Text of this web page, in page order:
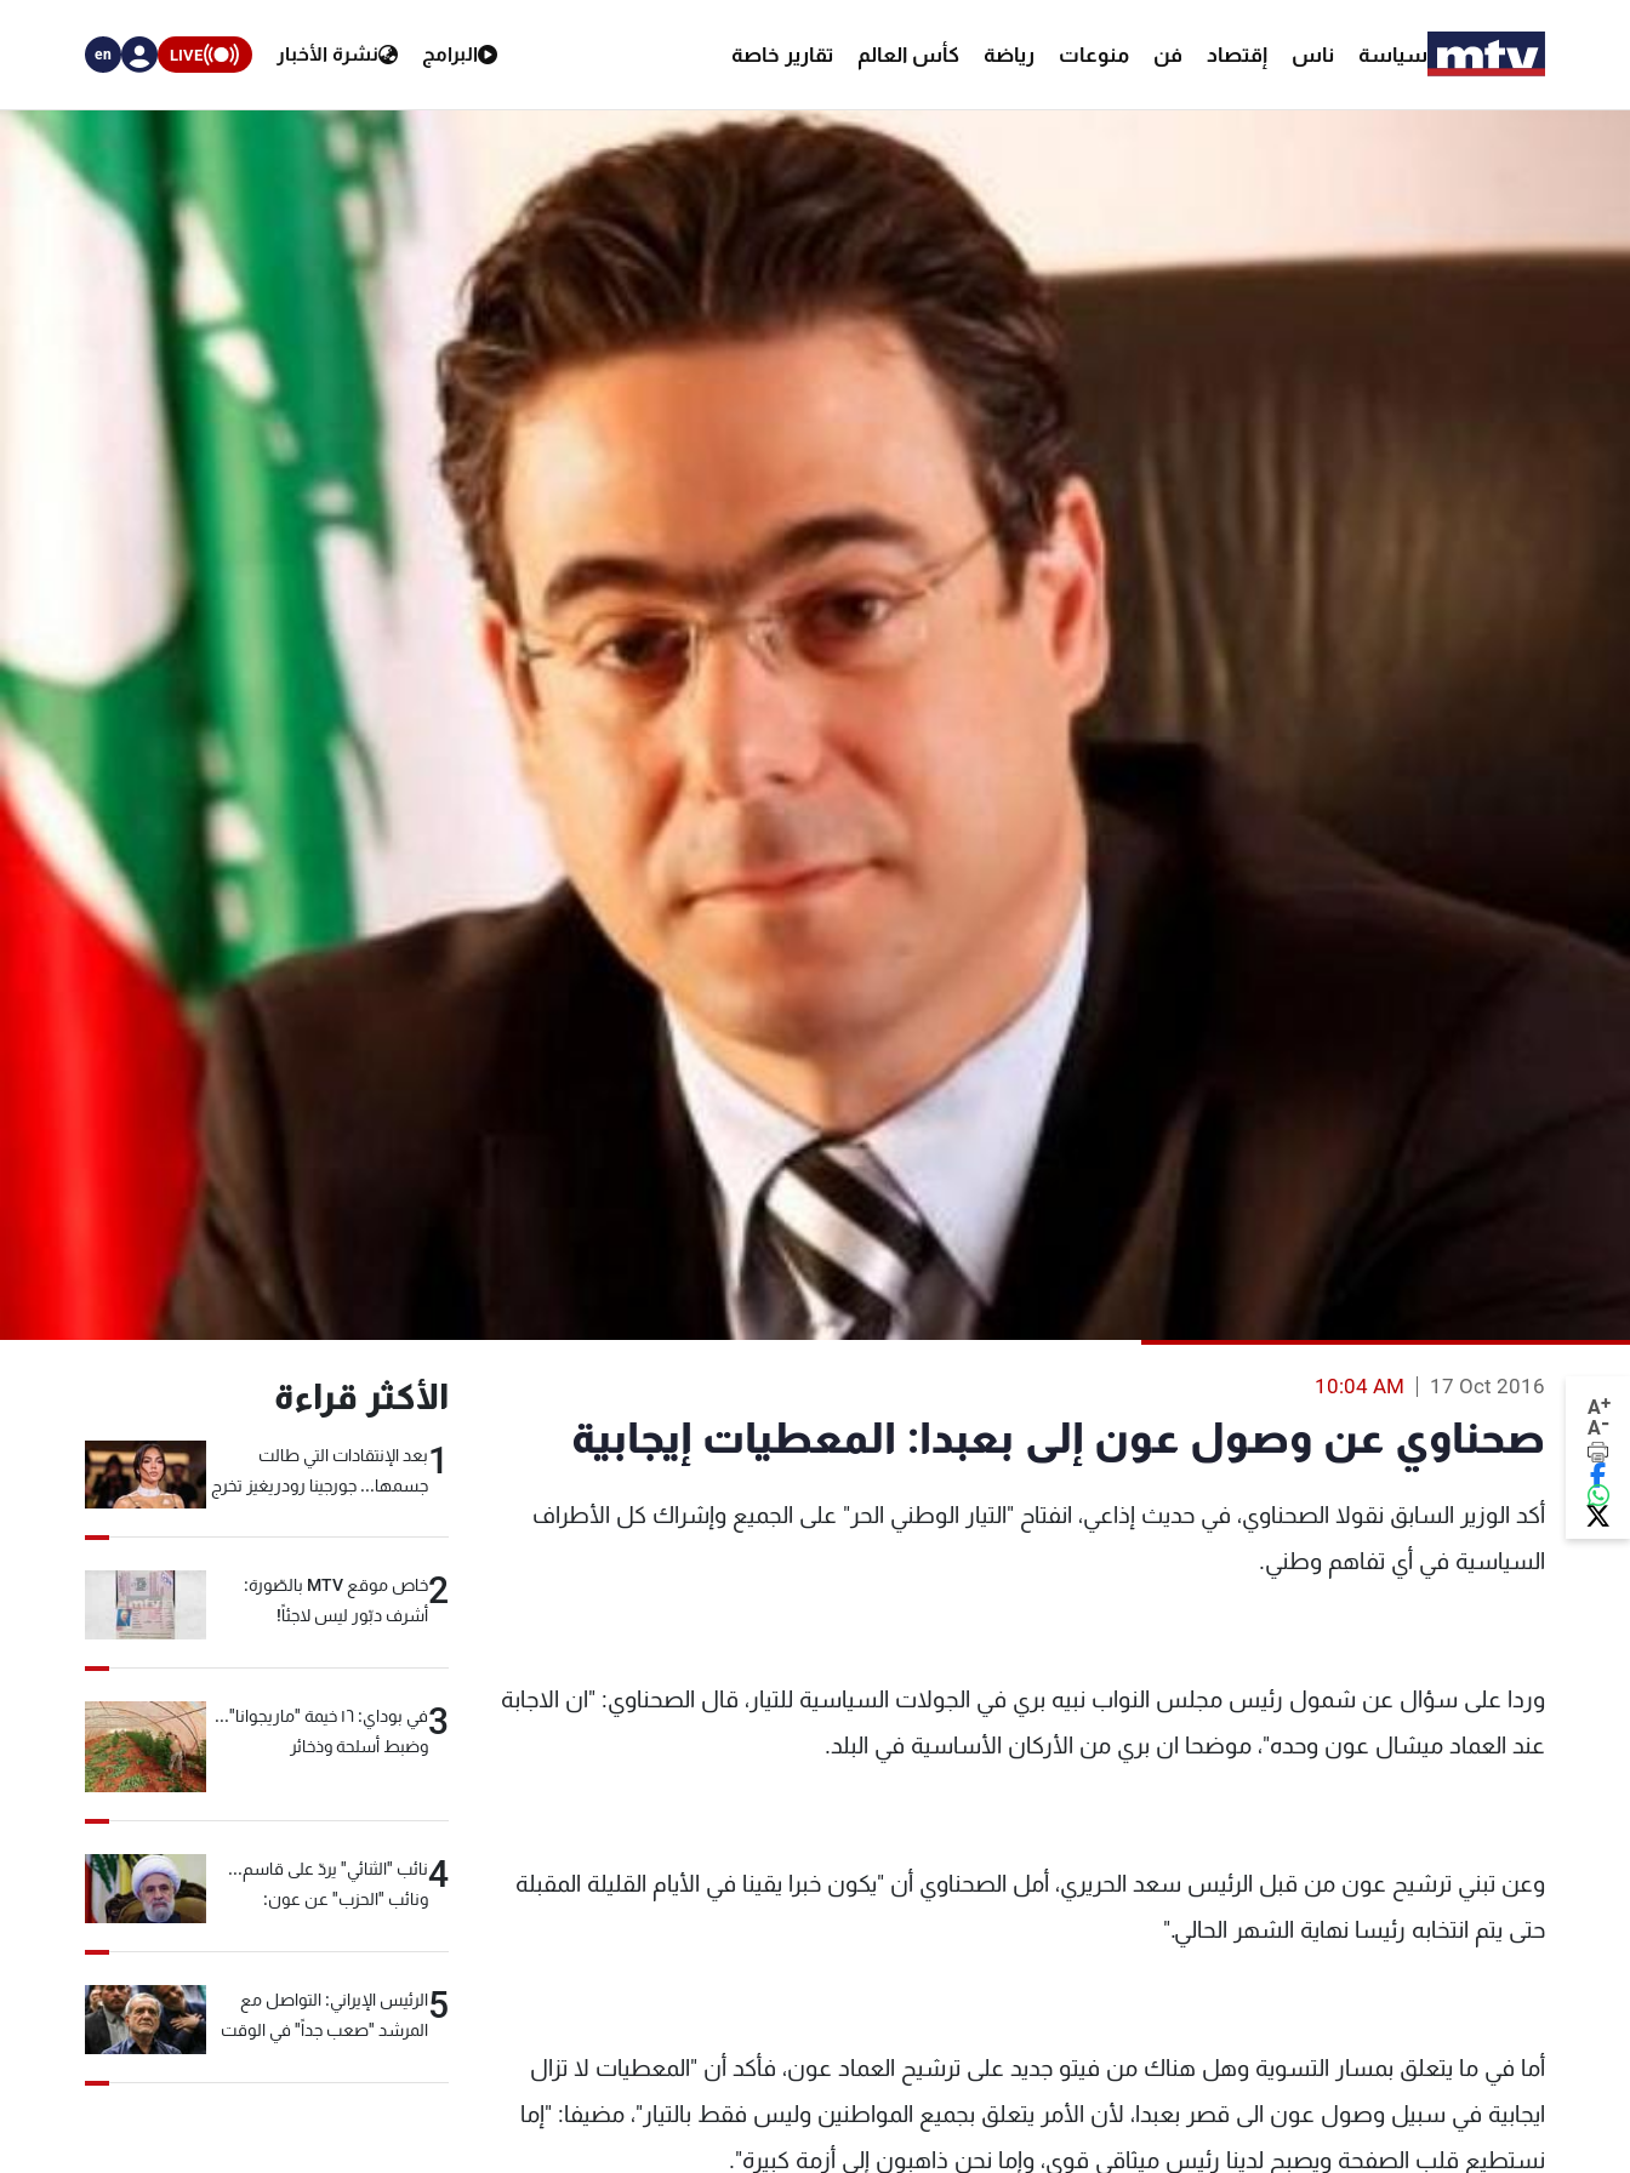
سياسة ناس إقتصاد فن منوعات رياضة كأس العالم تقارير خاصة البرامج نشرة الأخبار LIVE
en
A+
A-
17 Oct 2016
10:04 AM
صحناوي عن وصول عون إلى بعبدا: المعطيات إيجابية
أكد الوزير السابق نقولا الصحناوي، في حديث إذاعي، انفتاح "التيار الوطني الحر" على الجميع وإشراك كل الأطراف
السياسية في أي تفاهم وطني.
وردا على سؤال عن شمول رئيس مجلس النواب نبيه بري في الجولات السياسية للتيار، قال الصحناوي: "ان الاجابة
عند العماد ميشال عون وحده"، موضحا ان بري من الأركان الأساسية في البلد.
وعن تبني ترشيح عون من قبل الرئيس سعد الحريري، أمل الصحناوي أن "يكون خبرا يقينا في الأيام القليلة المقبلة
حتى يتم انتخابه رئيسا نهاية الشهر الحالي."
أما في ما يتعلق بمسار التسوية وهل هناك من فيتو جديد على ترشيح العماد عون، فأكد أن "المعطيات لا تزال
ايجابية في سبيل وصول عون الى قصر بعبدا، لأن الأمر يتعلق بجميع المواطنين وليس فقط بالتيار"، مضيفا: "إما
نستطيع قلب الصفحة ويصبح لدينا رئيس ميثاقي قوي، وإما نحن ذاهبون إلى أزمة كبيرة".
الأكثر قراءة
1بعد الإنتقادات التي طالت
جسمها... جورجينا رودريغيز تخرج
2
خاص موقع MTV بالصّورة:
أشرف دبّور ليس لاجئاً!
3
في بوداي: ١٦ خيمة "ماريجوانا"...
وضبط أسلحة وذخائر
4نائب "الثنائي" يردّ على قاسم...
ونائب "الحزب" عن عون:
5الرئيس الإيراني: التواصل مع
المرشد "صعب جداً" في الوقت